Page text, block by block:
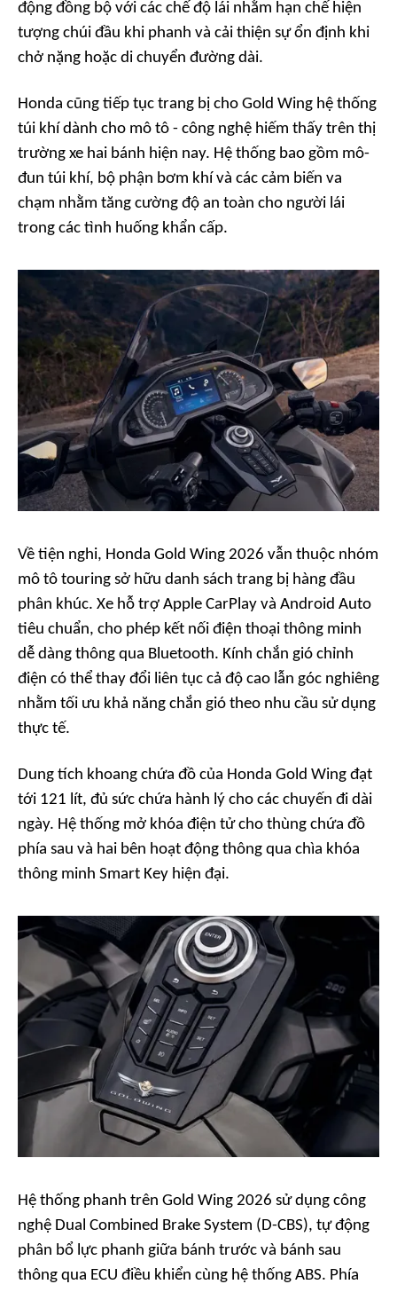
động đồng bộ với các chế độ lái nhằm hạn chế hiện
tượng chúi đầu khi phanh và cải thiện sự ổn định khi
chở nặng hoặc di chuyển đường dài.
Honda cũng tiếp tục trang bị cho Gold Wing hệ thống
túi khí dành cho mô tô - công nghệ hiếm thấy trên thị
trường xe hai bánh hiện nay. Hệ thống bao gồm mô-
đun túi khí, bộ phận bơm khí và các cảm biến va
chạm nhằm tăng cường độ an toàn cho người lái
trong các tình huống khẩn cấp.
Về tiện nghi, Honda Gold Wing 2026 vẫn thuộc nhóm
mô tô touring sở hữu danh sách trang bị hàng đầu
phân khúc. Xe hỗ trợ Apple CarPlay và Android Auto
tiêu chuẩn, cho phép kết nối điện thoại thông minh
dễ dàng thông qua Bluetooth. Kính chắn gió chỉnh
điện có thể thay đổi liên tục cả độ cao lẫn góc nghiêng
nhằm tối ưu khả năng chắn gió theo nhu cầu sử dụng
thực tế.
Dung tích khoang chứa đồ của Honda Gold Wing đạt
tới 121 lít, đủ sức chứa hành lý cho các chuyến đi dài
ngày. Hệ thống mở khóa điện tử cho thùng chứa đồ
phía sau và hai bên hoạt động thông qua chìa khóa
thông minh Smart Key hiện đại.
Hệ thống phanh trên Gold Wing 2026 sử dụng công
nghệ Dual Combined Brake System (D-CBS), tự động
phân bổ lực phanh giữa bánh trước và bánh sau
thông qua ECU điều khiển cùng hệ thống ABS. Phía